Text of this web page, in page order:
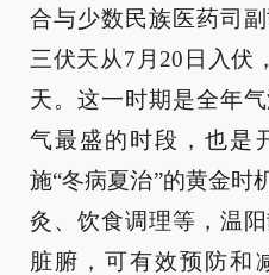
合与少数民族医药司
三伏天从7月20日入伏
天。这一时期是全年
气最盛的时段，也是
施“冬病夏治”的黄金时
灸、饮食调理等，温
脏腑，可有效预防和